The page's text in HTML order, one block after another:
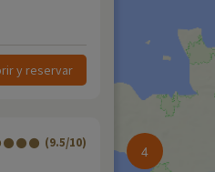
y reservar
(9.5/10) 4